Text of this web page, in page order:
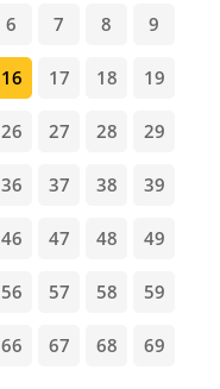
6 7 8 9
16 17 18 19
26 27 28 29
36 37 38 39
46 47 48 49
56 57 58 59
66 67 68 69